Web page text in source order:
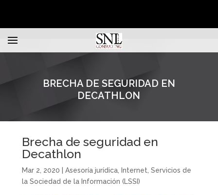
BRECHA DE SEGURIDAD EN
DECATHLON
Brecha de seguridad en
Decathlon
Mar 2, 2020 Asesoría jurídica, Internet Servicios de
la Sociedad de la Información (LSSI)